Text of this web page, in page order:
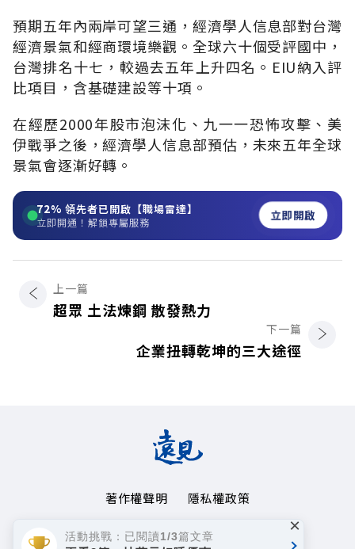
預期五年內兩岸可望三通，經濟學人信息部對台灣
經濟景氣和經商環境樂觀。全球六十個受評國中，
台灣排名十七，較過去五年上升四名。EIU納入評
比項目，含基礎建設等十項。
在經歷2000年股市泡沫化、九一一恐怖攻擊、美
伊戰爭之後，經濟學人信息部預估，未來五年全球
景氣會逐漸好轉。
72% 領先者已開啟【職場雷達】
立即開通！解鎖專屬服務 立即開啟
上一篇
超眾 土法煉鋼 散發熱力
下一篇
企業扭轉乾坤的三大途徑
著作權聲明
隱私權政策
Copyright© 1999~2026
遠見天下文化事業群. All rights reserved.
活動挑戰：已閱讀1/3篇文章 ×